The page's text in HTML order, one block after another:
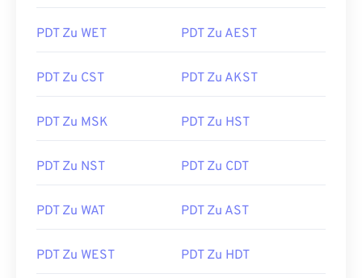
PDT Zu WET PDT Zu AEST
PDT Zu CST PDT Zu AKST
PDT Zu MSK PDT Zu HST
PDT Zu NST PDT Zu CDT
PDT Zu WAT PDT Zu AST
PDT Zu WEST PDT Zu HDT